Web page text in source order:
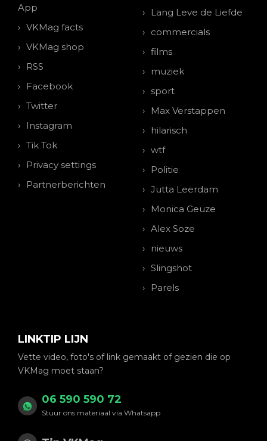
App
VKMag facts
VKMag shop
RSS
Facebook
Twitter
Instagram
Tik Tok
Privacy settings
Partnerberichten
Lang Leve de Liefde
commercials
films
muziek
sport
Max Verstappen
hilarisch
wtf
Politie
Jutta Leerdam
Monica Geuze
Alex Soze
nieuws
Slingshot
Parels
LINKTIP LIJN
Vette video, foto's of link gemaakt of gezien die op
VKMag moet staan?
06 590 590 72
Stuur ons materiaal via Whatsapp